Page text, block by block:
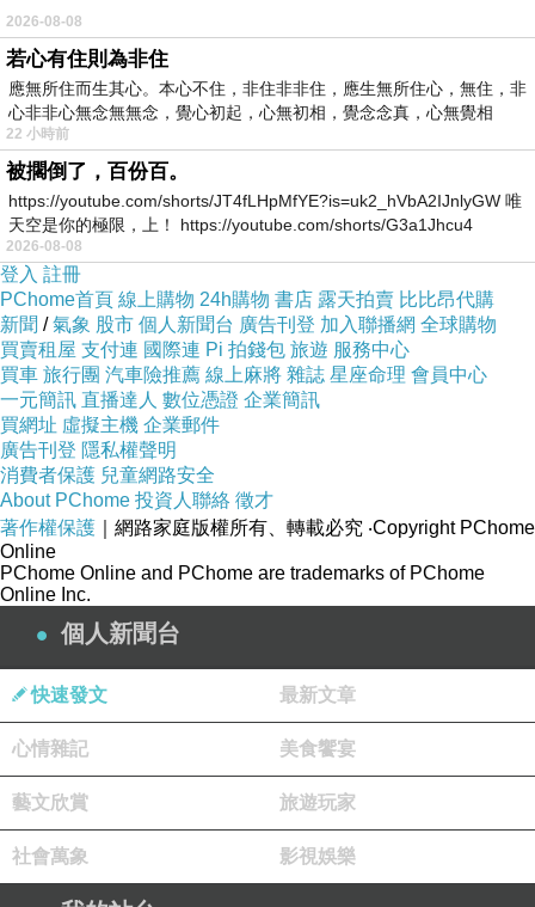
商品訊息簡述:
★商品規格★
尺寸：F (54-58cm)
材質：100?(100?TTON)
產地：台灣
★洗滌方式★
-請依照洗標的洗滌衣服，可延長衣服的壽命。
2026-08-08
若心有住則為非住
應無所住而生其心。本心不住，非住非非住，應生無所住心，無住，非
心非非心無念無無念，覺心初起，心無初相，覺念念真，心無覺相
22 小時前
被擱倒了，百份百。
https://youtube.com/shorts/JT4fLHpMfYE?is=uk2_hVbA2IJnlyGW 唯
天空是你的極限，上！ https://youtube.com/shorts/G3a1Jhcu4
2026-08-08
登入 註冊
PChome首頁 線上購物 24h購物 書店 露天拍賣 比比昂代購
新聞 /氣象 股市 個人新聞台 廣告刊登 加入聯播網 全球購物
買賣租屋 支付連 國際連 Pi 拍錢包 旅遊 服務中心
買車 旅行團 汽車險推薦 線上麻將 雜誌 星座命理 會員中心
一元簡訊 直播達人 數位憑證 企業簡訊
買網址 虛擬主機 企業郵件
廣告刊登 隱私權聲明
消費者保護 兒童網路安全
About PChome 投資人聯絡 徵才
著作權保護 ｜網路家庭版權所有、轉載必究 ‧Copyright PChome
Online
PChome Online and PChome are trademarks of PChome
Online Inc.
個人新聞台
快速發文 最新文章
心情雜記 美食饗宴
藝文欣賞 旅遊玩家
社會萬象 影視娛樂